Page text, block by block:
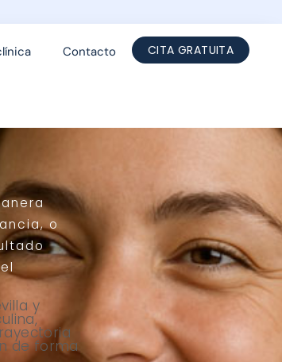
Contacto CITA GRATUITA
o
y
de forma